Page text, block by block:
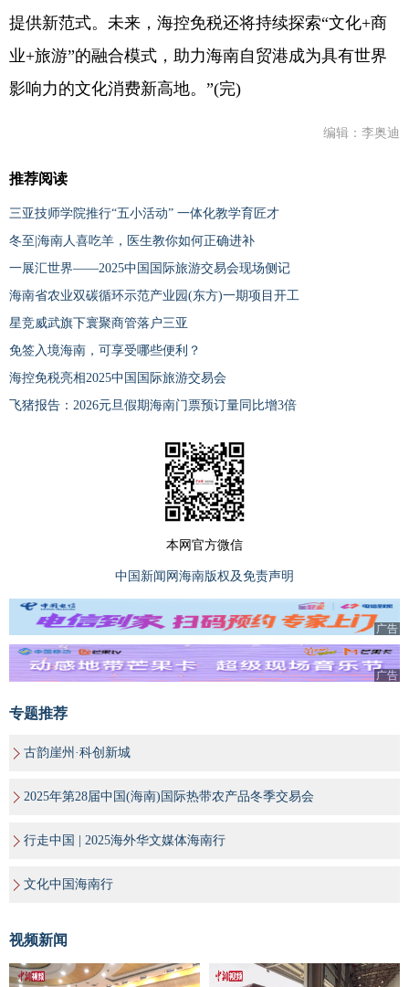
提供新范式。未来，海控免税还将持续探索“文化+商
业+旅游”的融合模式，助力海南自贸港成为具有世界
影响力的文化消费新高地。”(完)
编辑：李奥迪
推荐阅读
三亚技师学院推行“五小活动” 一体化教学育匠才
冬至|海南人喜吃羊，医生教你如何正确进补
一展汇世界——2025中国国际旅游交易会现场侧记
海南省农业双碳循环示范产业园(东方)一期项目开工
星竞威武旗下寰聚商管落户三亚
免签入境海南，可享受哪些便利？
海控免税亮相2025中国国际旅游交易会
飞猪报告：2026元旦假期海南门票预订量同比增3倍
本网官方微信
中国新闻网海南版权及免责声明
广告
广告
专题推荐
古韵崖州·科创新城
2025年第28届中国(海南)国际热带农产品冬季交易会
行走中国 | 2025海外华文媒体海南行
文化中国海南行
视频新闻